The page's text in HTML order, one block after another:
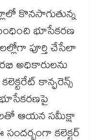
కొనసాగుతున్న
భూసేకరణ
పూర్తి చేసేలా
అధికారులను
కాన్ఫరెన్స్
ఆయన సమీక్షా
కలెక్టర్